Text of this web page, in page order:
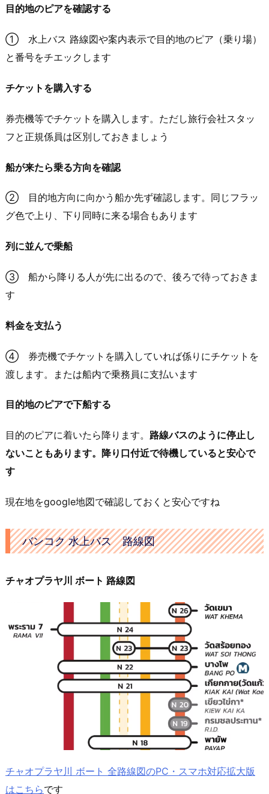
目的地のピアを確認する
① 水上バス 路線図や案内表示で目的地のピア（乗り場）
と番号をチエックします
チケットを購入する
券売機等でチケットを購入します。ただし旅行会社スタッ
フと正規係員は区別しておきましょう
船が来たら乗る方向を確認
② 目的地方向に向かう船か先ず確認します。同じフラッ
グ色で上り、下り同時に来る場合もあります
列に並んで乗船
③ 船から降りる人が先に出るので、後ろで待っておきま
す
料金を支払う
④ 券売機でチケットを購入していれば係りにチケットを
渡します。または船内で乗務員に支払います
目的地のピアで下船する
目的のピアに着いたら降ります。 路線バスのように停止し
ないこともあります。降り口付近で待機していると安心で
す
現在地をgoogle地図で確認しておくと安心ですね
バンコク 水上バス 路線図
チャオプラヤ川 ボート 路線図
チャオプラヤ川 ボート 全路線図のPC・スマホ対応拡大版
はこちらです